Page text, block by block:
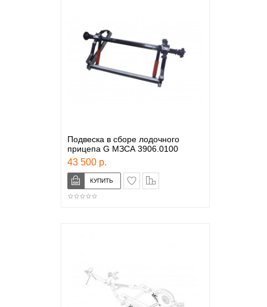
Подвеска в сборе лодочного
прицепа G МЗСА 3906.0100
43 500 р.
в закладки